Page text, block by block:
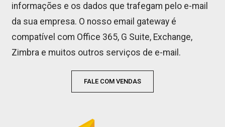
informações e os dados que trafegam pelo e-mail
da sua empresa. O nosso email gateway é
compatível com Office 365, G Suite, Exchange,
Zimbra e muitos outros serviços de e-mail.
FALE COM VENDAS